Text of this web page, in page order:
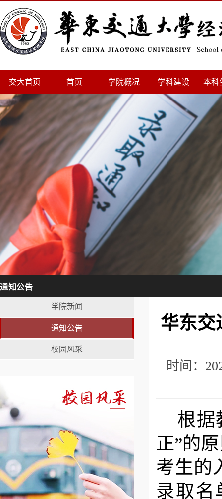
交大首页 首页 学院概况 学科建设 本科
通知公告
学院新闻
通知公告
校园风采
华东交
时间：
根据
正”的
考生的
录取名